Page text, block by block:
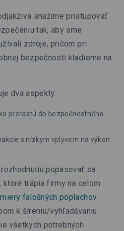
snažíme pristupovať
tak, aby sme
zdroje, pričom pri
bezpečnosti kladieme na
dva aspekty:
prerastú do bezpečnostného
s nízkym vplyvom na výkon
popasovať sa
trápia firmy na celom
falošných poplachov
k šíreniu/vyhľadávaniu
všetkých potrebných